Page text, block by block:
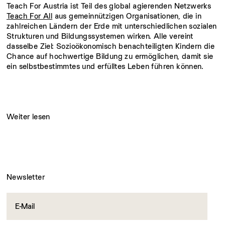
Teach For Austria ist Teil des global agierenden Netzwerks
Teach For All aus gemeinnützigen Organisationen, die in
zahlreichen Ländern der Erde mit unterschiedlichen sozialen
Strukturen und Bildungssystemen wirken. Alle vereint
dasselbe Ziel: Sozioökonomisch benachteiligten Kindern die
Chance auf hochwertige Bildung zu ermöglichen, damit sie
ein selbstbestimmtes und erfülltes Leben führen können.
Weiter lesen
Die Gründungsgeschichte
Social Leadership Programm
Über das Programm
Austria
FAQs
Newsletter